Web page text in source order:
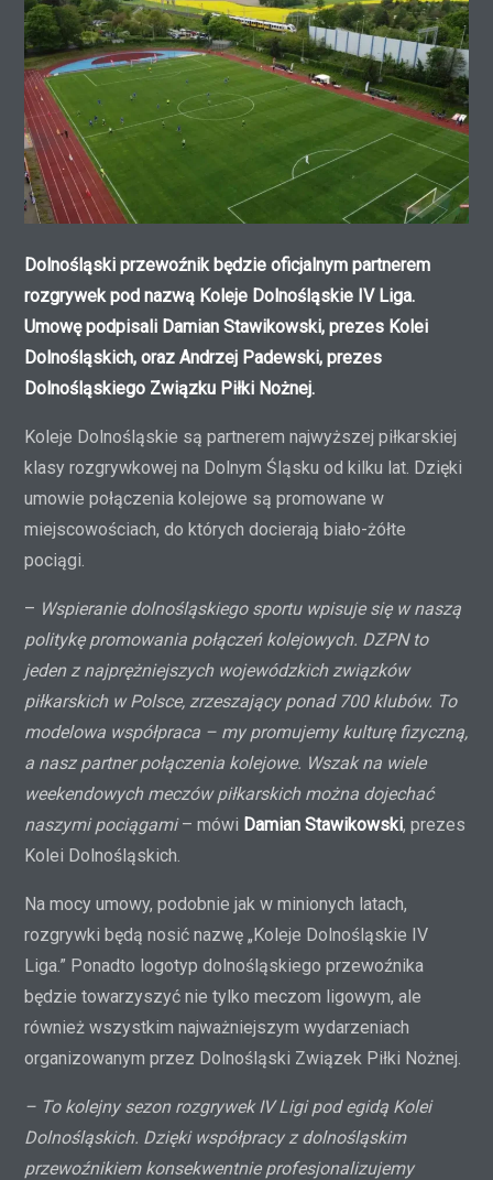
Dolnośląski przewoźnik będzie oficjalnym partnerem
rozgrywek pod nazwą Koleje Dolnośląskie IV Liga.
Umowę podpisali Damian Stawikowski, prezes Kolei
Dolnośląskich, oraz Andrzej Padewski, prezes
Dolnośląskiego Związku Piłki Nożnej.
Koleje Dolnośląskie są partnerem najwyższej piłkarskiej
klasy rozgrywkowej na Dolnym Śląsku od kilku lat. Dzięki
umowie połączenia kolejowe są promowane w
miejscowościach, do których docierają biało-żółte
pociągi.
– Wspieranie dolnośląskiego sportu wpisuje się w naszą
politykę promowania połączeń kolejowych. DZPN to
jeden z najprężniejszych wojewódzkich związków
piłkarskich w Polsce, zrzeszający ponad 700 klubów. To
modelowa współpraca – my promujemy kulturę fizyczną,
a nasz partner połączenia kolejowe. Wszak na wiele
weekendowych meczów piłkarskich można dojechać
naszymi pociągami– mówi Damian Stawikowski, prezes
Kolei Dolnośląskich.
Na mocy umowy, podobnie jak w minionych latach,
rozgrywki będą nosić nazwę „Koleje Dolnośląskie IV
Liga.” Ponadto logotyp dolnośląskiego przewoźnika
będzie towarzyszyć nie tylko meczom ligowym, ale
również wszystkim najważniejszym wydarzeniach
organizowanym przez Dolnośląski Związek Piłki Nożnej.
– To kolejny sezon rozgrywek IV Ligi pod egidą Kolei
Dolnośląskich. Dzięki współpracy z dolnośląskim
przewoźnikiem konsekwentnie profesjonalizujemy